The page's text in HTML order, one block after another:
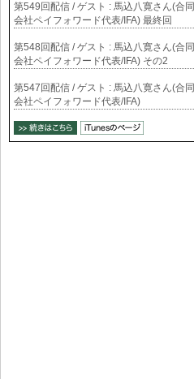
第549回配信 / ゲスト : 馬込八寛さん(合同
会社ペイフォワード代表/IFA) 最終回
第548回配信 / ゲスト : 馬込八寛さん(合同
会社ペイフォワード代表/IFA) その2
第547回配信 / ゲスト : 馬込八寛さん(合同
会社ペイフォワード代表/IFA)